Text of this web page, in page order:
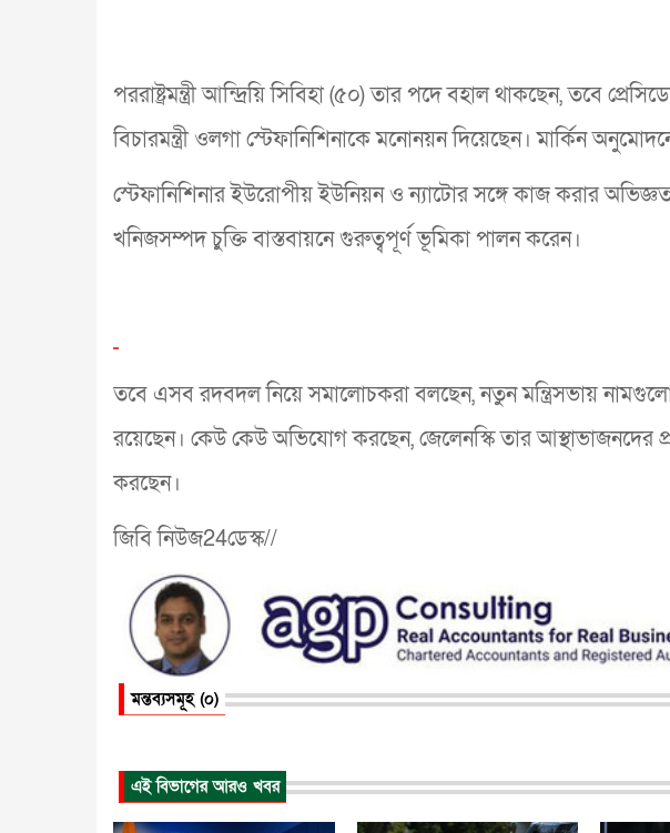
পররাষ্ট্রমন্ত্রী আন্দ্রিয়ি সিবিহা (৫০) তার পদে বহাল থাকছেন, তবে
বিচারমন্ত্রী ওলগা স্টেফানিশিনাকে মনোনয়ন দিয়েছেন। মার্কিন
স্টেফানিশিনার ইউরোপীয় ইউনিয়ন ও ন্যাটোর সঙ্গে কাজ করার
খনিজসম্পদ চুক্তি বাস্তবায়নে গুরুত্বপূর্ণ ভূমিকা পালন করেন।
তবে এসব রদবদল নিয়ে সমালোচকরা বলছেন, নতুন মন্ত্রিসভায়
রয়েছেন। কেউ কেউ অভিযোগ করছেন, জেলেনস্কি তার আস্থাভাজনদের
করছেন।
জিবি নিউজ24ডেস্ক//
মন্তব্যসমূহ (০)
এই বিভাগের আরও খবর